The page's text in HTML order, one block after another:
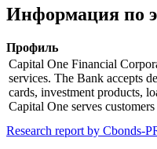
Информация по
Профиль
Capital One Financial
services. The Bank accepts
cards, investment products,
Capital One serves
Research report by Cbonds-